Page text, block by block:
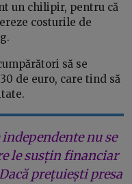
un chilipir, pentru că
costurile de
să se
de euro, care tind să
nu se
le susțin financiar
prețuiești presa